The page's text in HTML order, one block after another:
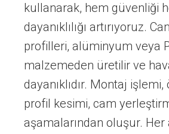
kullanarak, hem güvenliği
dayanıklılığı artırıyoruz.
profilleri, alüminyum veya
malzemeden üretilir ve
dayanıklıdır. Montaj
profil kesimi, cam
aşamalarından oluşur. Her